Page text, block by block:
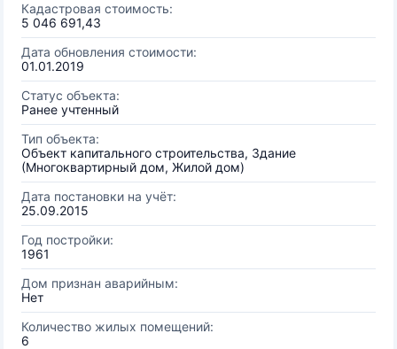
Кадастровая стоимость:
5 046 691,43
Дата обновления стоимости:
01.01.2019
Статус объекта:
Ранее учтенный
Тип объекта:
Объект капитального строительства, Здание
(Многоквартирный дом, Жилой дом)
Дата постановки на учёт:
25.09.2015
Год постройки:
1961
Дом признан аварийным:
Нет
Количество жилых помещений:
6